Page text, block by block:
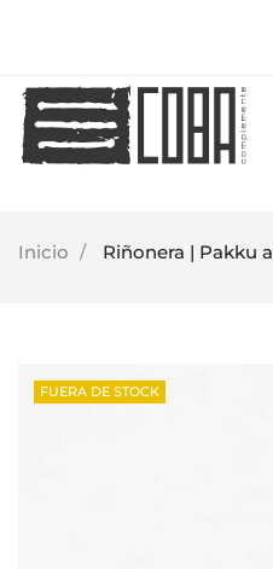
Inicio Riñonera | Pakku
FUERA DE STOCK